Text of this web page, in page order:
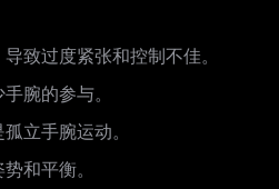
致过度紧张和控制不佳。
腕的参与。
立手腕运动。
和平衡。